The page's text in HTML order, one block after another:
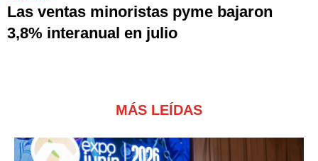
Las ventas minoristas pyme bajaron
3,8% interanual en julio
MÁS LEÍDAS